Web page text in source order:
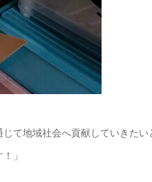
じて地域社会へ貢献していき
」